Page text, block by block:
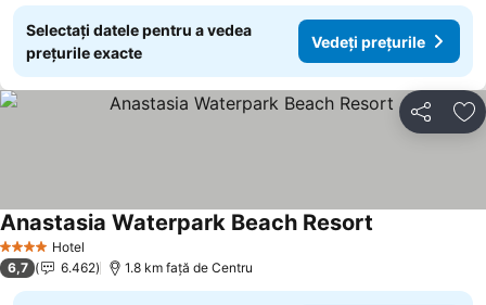
Selectați datele pentru a vedea
prețurile exacte
Vedeți prețurile
Distribuiți
4 Stele Hotel
Anastasia Waterpark Beach Resort
6,7 6.462 1.8 km faţă de Centru